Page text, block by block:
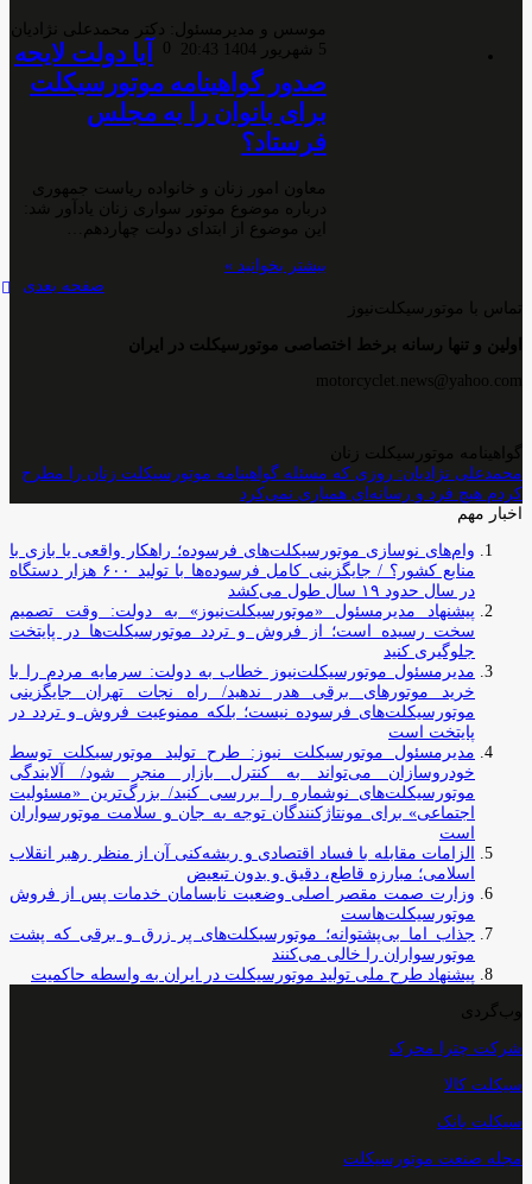
موسس و مدیرمسئول: دکتر محمدعلی نژادیان
5 شهریور 1404 20:43
0
آیا دولت لایحه
صدور گواهینامه موتورسیکلت
برای بانوان را به مجلس
فرستاد؟
معاون امور زنان و خانواده ریاست جمهوری
درباره موضوع موتور سواری زنان یادآور شد:
این موضوع از ابتدای دولت چهاردهم…
بیشتر بخوانید »
صفحه بعدی
تماس با موتورسیکلت‌نیوز
اولین و تنها رسانه برخط اختصاصی موتورسیکلت در ایران
motorcyclet.news@yahoo.com
گواهینامه موتورسیکلت زنان
محمدعلی نژادیان: روزی که مسئله گواهینامه موتورسیکلت زنان را مطرح
کردم هیچ فرد و رسانه‌ای همیاری نمی‌کرد
اخبار مهم
وام‌های نوسازی موتورسیکلت‌های فرسوده؛ راهکار واقعی یا بازی با
منابع کشور؟ / جایگزینی کامل فرسوده‌ها با تولید ۶۰۰ هزار دستگاه
در سال حدود ۱۹ سال طول می‌کشد
پیشنهاد مدیرمسئول «موتورسیکلت‌نیوز» به دولت: وقت تصمیم
سخت رسیده است؛ از فروش و تردد موتورسیکلت‌ها در پایتخت
جلوگیری کنید
مدیرمسئول موتورسیکلت‌نیوز خطاب به دولت: سرمایه مردم را با
خرید موتورهای برقی هدر ندهید/ راه نجات تهران جایگزینی
موتورسیکلت‌های فرسوده نیست؛ بلکه ممنوعیت فروش و تردد در
پایتخت است
مدیرمسئول موتورسیکلت نیوز: طرح تولید موتورسیکلت توسط
خودروسازان می‌تواند به کنترل بازار منجر شود/ آلایندگی
موتورسیکلت‌های نوشماره را بررسی کنید/ بزرگ‌ترین «مسئولیت
اجتماعی» برای مونتاژکنندگان توجه به جان و سلامت موتورسواران
است
الزامات مقابله با فساد اقتصادی و ریشه‌کنی آن از منظر رهبر انقلاب
اسلامی؛ مبارزه قاطع، دقیق و بدون تبعیض
وزارت صمت مقصر اصلی وضعیت نابسامان خدمات پس از فروش
موتورسیکلت‌هاست
جذاب اما بی‌پشتوانه؛ موتورسیکلت‌های پر زرق‌ و برقی که پشت
موتورسواران را خالی می‌کنند
پیشنهاد طرح ملی تولید موتورسیکلت در ایران به واسطه حاکمیت
وب‌گردی
شرکت چترا محرک
سیکلت کالا
سیکلت بانک
مجله صنعت موتورسیکلت